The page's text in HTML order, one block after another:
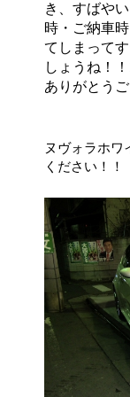
き、すばや
時・ご納車
てしまって
しょうね！
ありがとう
ヌヴォラホワ
ください！！